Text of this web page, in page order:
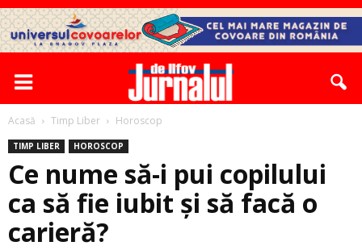
Acasă Timp Liber Horoscop
TIMP LIBER HOROSCOP
Ce nume să-i pui copilului
ca să fie iubit şi să facă o
carieră?